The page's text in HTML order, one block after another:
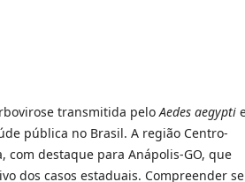
transmitida peloAedes aegypti
pública no Brasil. A região Centro-
com destaque para Anápolis-GO, que
dos casos estaduais. Compreender